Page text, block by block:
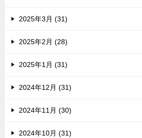
2025年3月 (31)
2025年2月 (28)
2025年1月 (31)
2024年12月 (31)
2024年11月 (30)
2024年10月 (31)